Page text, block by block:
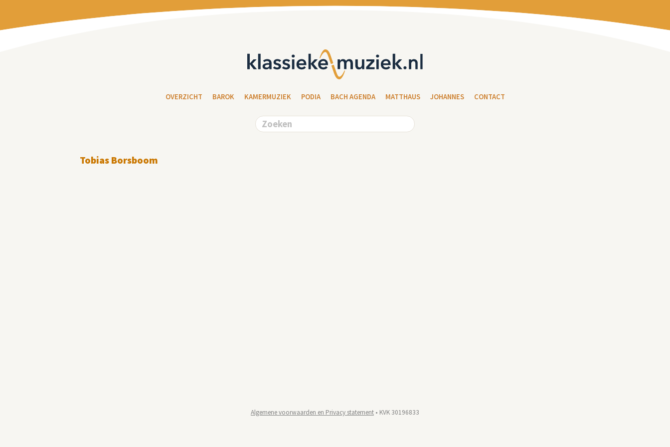
OVERZICHT BAROK KAMERMUZIEK PODIA BACH AGENDA MATTHAUS JOHANNES CONTACT
Tobias Borsboom
Algemene voorwaarden en Privacy statement • KVK 30196833